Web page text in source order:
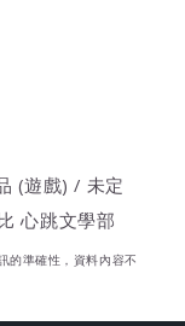
(遊戲) / 未定
心跳文學部
的準確性，資料內容不